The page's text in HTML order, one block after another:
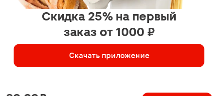
Скидка 25% на первый
заказ от 1000 ₽
Скачать приложение